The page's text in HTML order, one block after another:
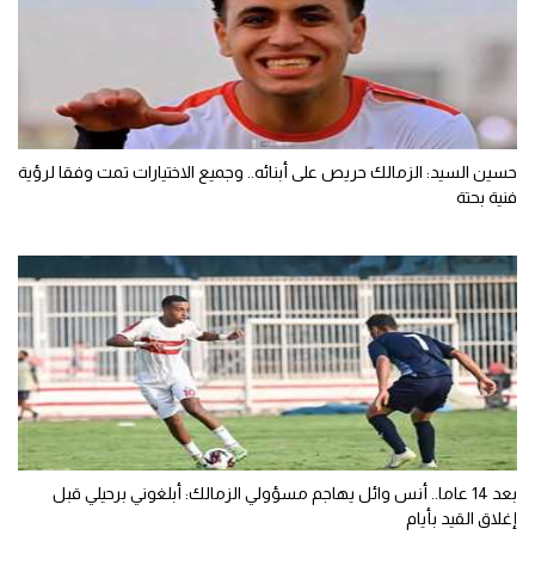
حسين السيد: الزمالك حريص على أبنائه.. وجميع الاختيارات تمت وفقا لرؤية
فنية بحتة
بعد 14 عاما.. أنس وائل يهاجم مسؤولي الزمالك: أبلغوني برحيلي قبل
إغلاق القيد بأيام